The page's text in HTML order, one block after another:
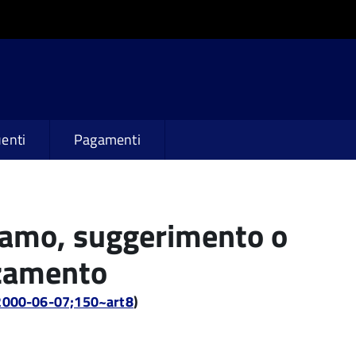
Pagamenti
suggerimento o
06-07;150~art8)